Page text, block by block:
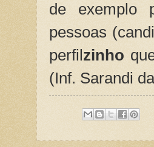
de exemplo
pessoas
perfil zinho
(Inf. Sarandi